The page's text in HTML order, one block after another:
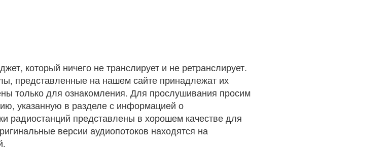
который ничего не транслирует и не ретранслирует.
представленные на нашем сайте принадлежат их
только для ознакомления. Для прослушивания просим
указанную в разделе с информацией о
радиостанций представлены в хорошем качестве для
версии аудиопотоков находятся на